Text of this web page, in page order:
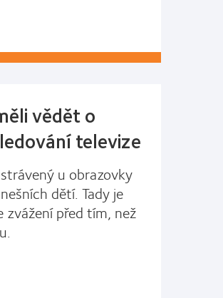
vědět o
televize
u obrazovky
dětí. Tady je
zvážení před tím, než